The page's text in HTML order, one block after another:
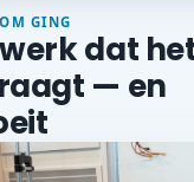
GING
dat
— en